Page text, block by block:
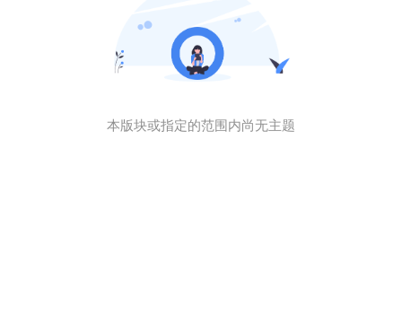
本版块或指定的范围内尚无主题